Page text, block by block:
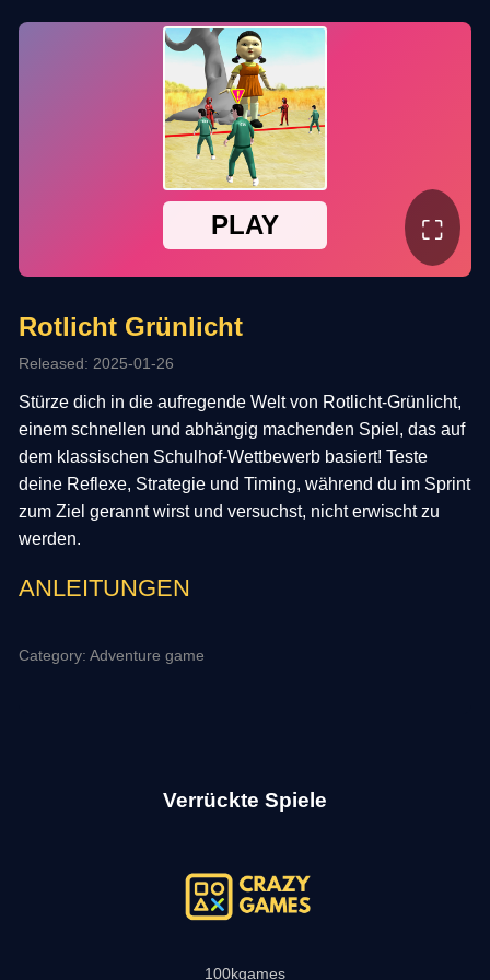
⛶
Rotlicht Grünlicht
Released: 2025-01-26
Stürze dich in die aufregende Welt von Rotlicht-Grünlicht,
einem schnellen und abhängig machenden Spiel, das auf
dem klassischen Schulhof-Wettbewerb basiert! Teste
deine Reflexe, Strategie und Timing, während du im Sprint
zum Ziel gerannt wirst und versuchst, nicht erwischt zu
werden.
ANLEITUNGEN
Category: Adventure game
Verrückte Spiele
100kgames